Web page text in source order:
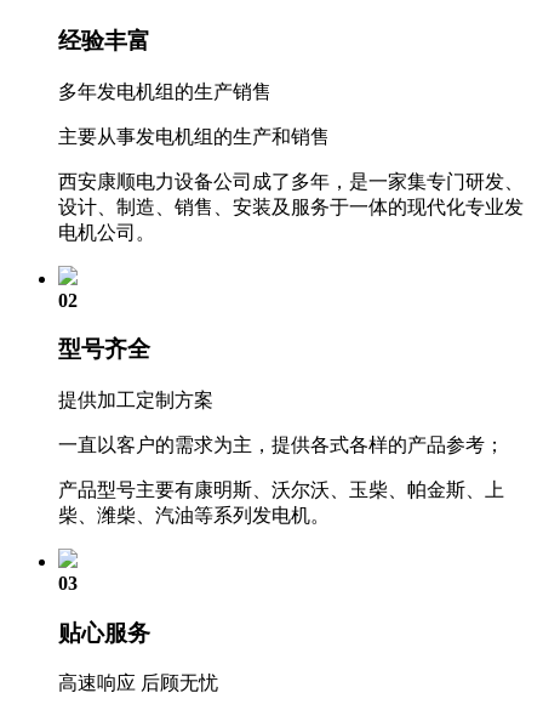
经验丰富
多年发电机组的生产销售
主要从事发电机组的生产和销售
西安康顺电力设备公司成了多年，是一家集专门研发、
设计、制造、销售、安装及服务于一体的现代化专业发
电机公司。
02
型号齐全
提供加工定制方案
一直以客户的需求为主，提供各式各样的产品参考；
产品型号主要有康明斯、沃尔沃、玉柴、帕金斯、上
柴、潍柴、汽油等系列发电机。
03
贴心服务
高速响应 后顾无忧